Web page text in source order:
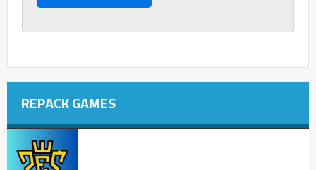
REPACK GAMES